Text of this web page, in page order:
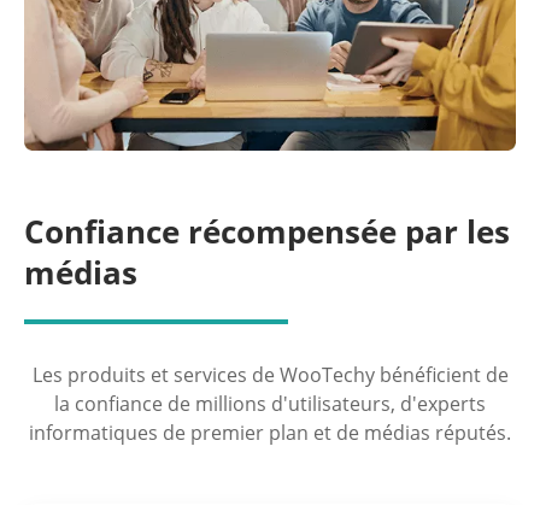
Confiance récompensée par les
médias
Les produits et services de WooTechy bénéficient de
la confiance de millions d'utilisateurs, d'experts
informatiques de premier plan et de médias réputés.